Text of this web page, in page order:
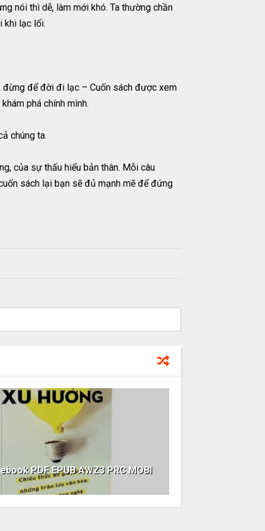
nói thì dễ, làm mới khó. Ta thường chần
khi lạc lối.
đừng để đời đi lạc – Cuốn sách được xem
phá chính mình.
chúng ta.
của sự thấu hiểu bản thân. Mỗi câu
sách lại bạn sẽ đủ mạnh mẽ để đứng
PDF EPUB AWZ3 PRC MOBI